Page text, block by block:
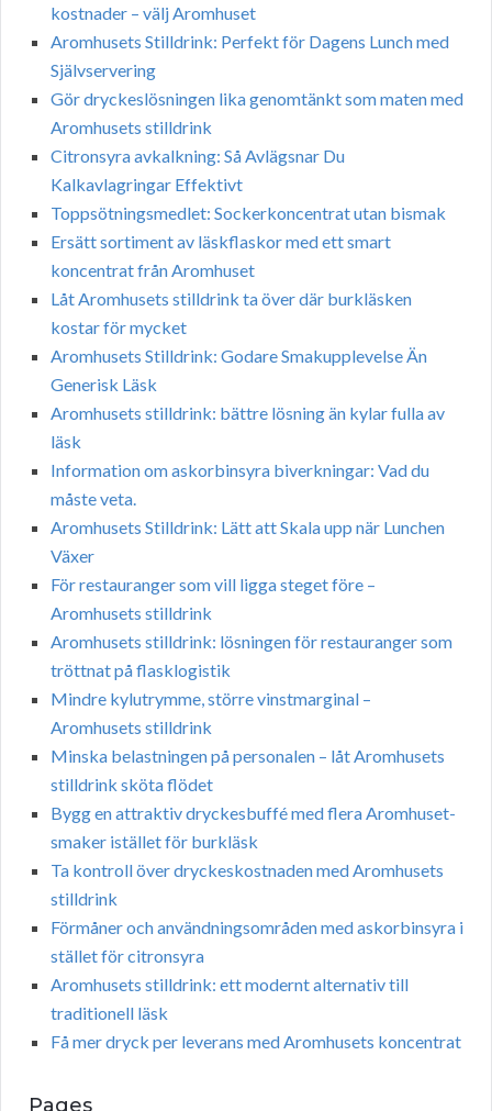
kostnader – välj Aromhuset
Aromhusets Stilldrink: Perfekt för Dagens Lunch med
Självservering
Gör dryckeslösningen lika genomtänkt som maten med
Aromhusets stilldrink
Citronsyra avkalkning: Så Avlägsnar Du
Kalkavlagringar Effektivt
Toppsötningsmedlet: Sockerkoncentrat utan bismak
Ersätt sortiment av läskflaskor med ett smart
koncentrat från Aromhuset
Låt Aromhusets stilldrink ta över där burkläsken
kostar för mycket
Aromhusets Stilldrink: Godare Smakupplevelse Än
Generisk Läsk
Aromhusets stilldrink: bättre lösning än kylar fulla av
läsk
Information om askorbinsyra biverkningar: Vad du
måste veta.
Aromhusets Stilldrink: Lätt att Skala upp när Lunchen
Växer
För restauranger som vill ligga steget före –
Aromhusets stilldrink
Aromhusets stilldrink: lösningen för restauranger som
tröttnat på flasklogistik
Mindre kylutrymme, större vinstmarginal –
Aromhusets stilldrink
Minska belastningen på personalen – låt Aromhusets
stilldrink sköta flödet
Bygg en attraktiv dryckesbuffé med flera Aromhuset-
smaker istället för burkläsk
Ta kontroll över dryckeskostnaden med Aromhusets
stilldrink
Förmåner och användningsområden med askorbinsyra i
stället för citronsyra
Aromhusets stilldrink: ett modernt alternativ till
traditionell läsk
Få mer dryck per leverans med Aromhusets koncentrat
Pages